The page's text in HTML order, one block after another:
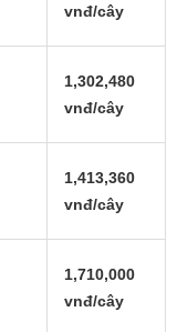
vnđ/cây
1,302,480
vnđ/cây
1,413,360
vnđ/cây
1,710,000
vnđ/cây